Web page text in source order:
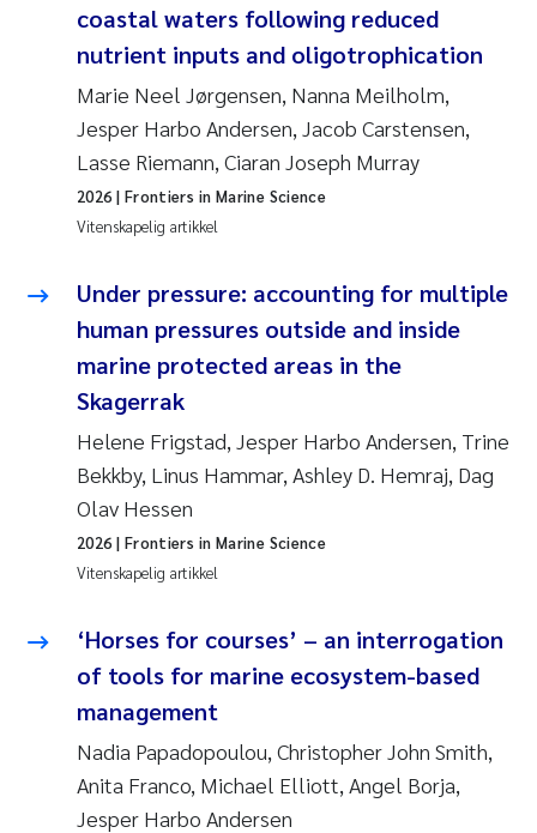
coastal waters following reduced
nutrient inputs and oligotrophication
Marie Neel Jørgensen, Nanna Meilholm,
Jesper Harbo Andersen, Jacob Carstensen,
Lasse Riemann, Ciaran Joseph Murray
Vitenskapelig artikkel
2026 | Frontiers in Marine Science
Under pressure: accounting for multiple
human pressures outside and inside
marine protected areas in the
Skagerrak
Helene Frigstad, Jesper Harbo Andersen, Trine
Bekkby, Linus Hammar, Ashley D. Hemraj, Dag
Olav Hessen
Vitenskapelig artikkel
2026 | Frontiers in Marine Science
‘Horses for courses’ – an interrogation
of tools for marine ecosystem-based
management
Nadia Papadopoulou, Christopher John Smith,
Anita Franco, Michael Elliott, Angel Borja,
Jesper Harbo Andersen